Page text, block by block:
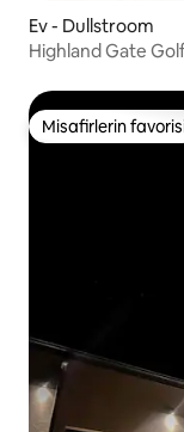
Ev - Dullstroom
Highland Gate
Misafirlerin
Misafirlerin